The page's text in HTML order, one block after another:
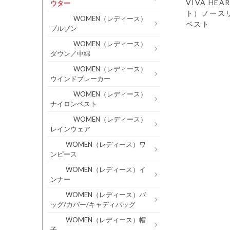
ウター
WOMEN（レディース）
ブルゾン
WOMEN（レディース）
ダウン／中綿
WOMEN（レディース）
ウインドブレーカー
WOMEN（レディース）
ナイロンベスト
WOMEN（レディース）
レインウェア
WOMEN（レディース）ワ
ンピース
WOMEN（レディース）イ
ンナー
WOMEN（レディース）バ
ッグ/カバー/キャディバッグ
WOMEN（レディース）帽
VIVA
ト）ノース
ベスト